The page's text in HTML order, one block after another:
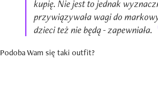
kupię. Nie jest to jednak
przywiązywała wagi do
dzieci też nie będą - zapewniała.
Podoba Wam się taki outfit?